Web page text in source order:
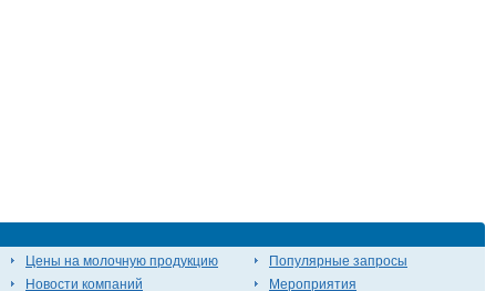
Цены на молочную продукцию
Новости компаний
Популярные запросы
Мероприятия